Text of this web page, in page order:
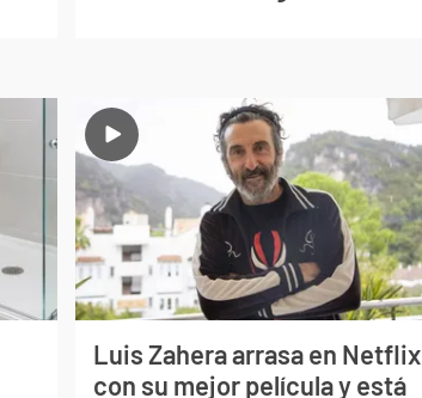
Luis Zahera arrasa en Netflix
con su mejor película y está